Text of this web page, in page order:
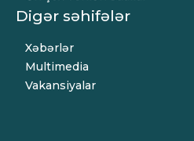
Digər səhifələr
Xəbərlər
Multimedia
Vakansiyalar